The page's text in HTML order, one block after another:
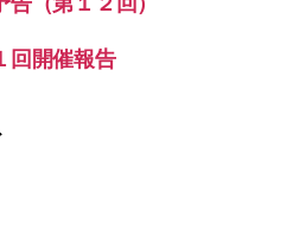
回開催報告